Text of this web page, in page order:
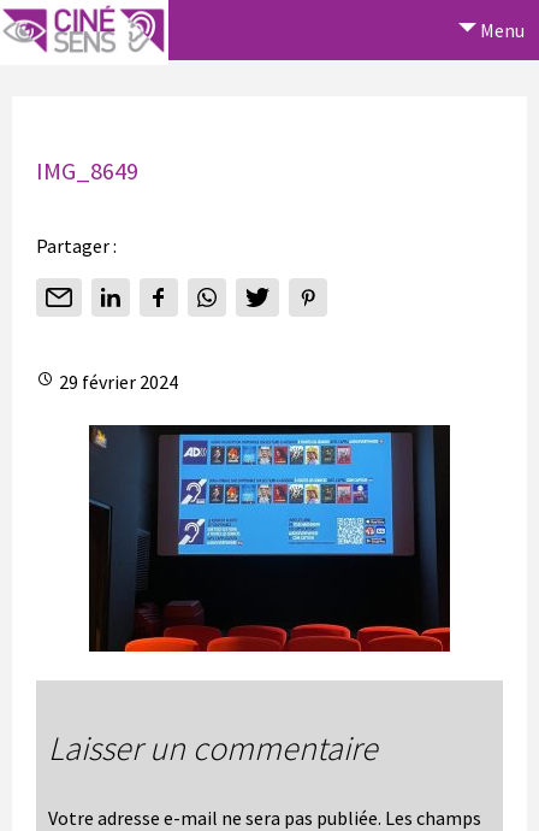
Menu
IMG_8649
Partager :
29 février 2024
Laisser un commentaire
Votre adresse e-mail ne sera pas publiée. Les champs